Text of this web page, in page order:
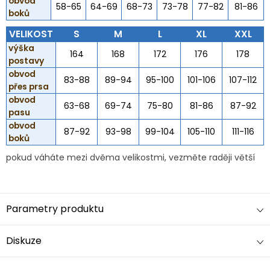
boků
58-65 64-69 68-73 73-78 77-82 81-86
VELIKOST S M L XL XXL
výška
postavy
164 168 172 176
178
obvod
přes prsa
83-88 89-94 95-100 101-106
107-112
obvod
pasu
63-68 69-74 75-80 81-86
87-92
obvod
boků
87-92 93-98 99-104 105-110 111-116
pokud váháte mezi dvěma velikostmi, vezměte raději větší
Parametry produktu
Diskuze